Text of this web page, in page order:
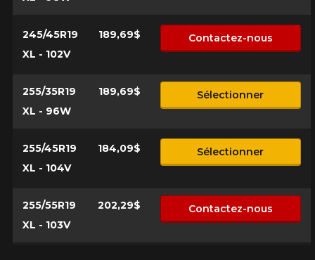
245/45R19
XL - 102V
189,69$ Contactez-nous
255/35R19
XL - 96W
189,69$ Sélectionner
255/45R19
XL - 104V
184,09$ Sélectionner
255/55R19
XL - 103V
202,29$ Contactez-nous